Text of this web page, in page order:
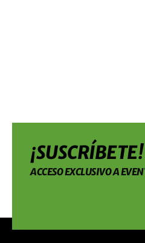
¡SUSCRÍBETE!
ACCESO EXCLUSIVO A